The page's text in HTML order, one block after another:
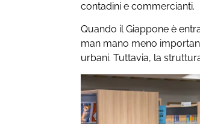
contadini e commercianti.
Quando il Giappone è
man mano meno
urbani. Tuttavia, la